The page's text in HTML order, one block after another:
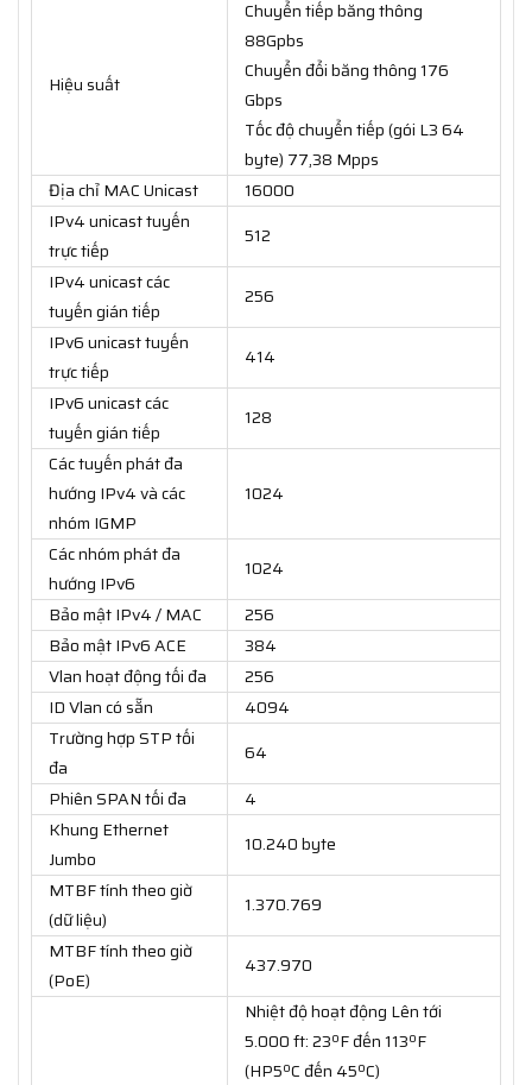
Hiệu suất
Chuyển tiếp băng thông
88Gpbs
Chuyển đổi băng thông 176
Gbps
Tốc độ chuyển tiếp (gói L3 64
byte) 77,38 Mpps
Địa chỉ MAC Unicast
16000
IPv4 unicast tuyến
trực tiếp
512
IPv4 unicast các
tuyến gián tiếp
256
IPv6 unicast tuyến
trực tiếp
414
IPv6 unicast các
tuyến gián tiếp
128
Các tuyến phát đa
hướng IPv4 và các
nhóm IGMP
1024
Các nhóm phát đa
hướng IPv6
1024
Bảo mật IPv4 / MAC
256
Bảo mật IPv6 ACE
384
Vlan hoạt động tối đa
256
ID Vlan có sẵn
4094
Trường hợp STP tối
đa
64
Phiên SPAN tối đa
4
Khung Ethernet
Jumbo
10.240 byte
MTBF tính theo giờ
(dữ liệu)
1.370.769
MTBF tính theo giờ
(PoE)
437.970
Nhiệt độ hoạt động Lên tới
5.000 ft: 23ºF đến 113ºF
(HP5ºC đến 45ºC)